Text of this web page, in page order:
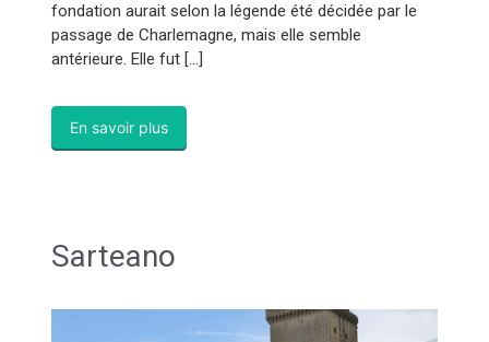
fondation aurait selon la légende été décidée par le
passage de Charlemagne, mais elle semble
antérieure. Elle fut […]
En savoir plus
Sarteano